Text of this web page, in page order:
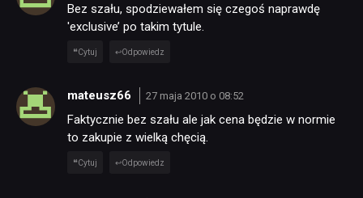
Bez szału, spodziewałem się czegoś naprawdę
'exclusive’ po takim tytule.
Cytuj Odpowiedz
mateusz66 27 maja 2010 o 08:52
Faktycznie bez szału ale jak cena będzie w normie
to zakupie z wielką chęcią.
Cytuj Odpowiedz